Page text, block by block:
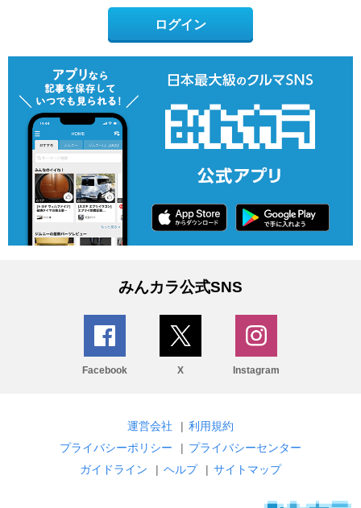
ログイン
みんカラ公式SNS
Facebook X Instagram
運営会社 | 利用規約
プライバシーポリシー
| プライバシーセンター
ガイドライン
| ヘルプ | サイトマップ